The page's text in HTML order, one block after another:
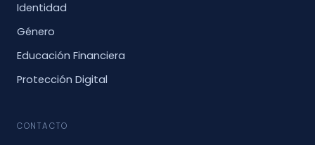
Identidad
Género
Educación Financiera
Protección Digital
CONTACTO